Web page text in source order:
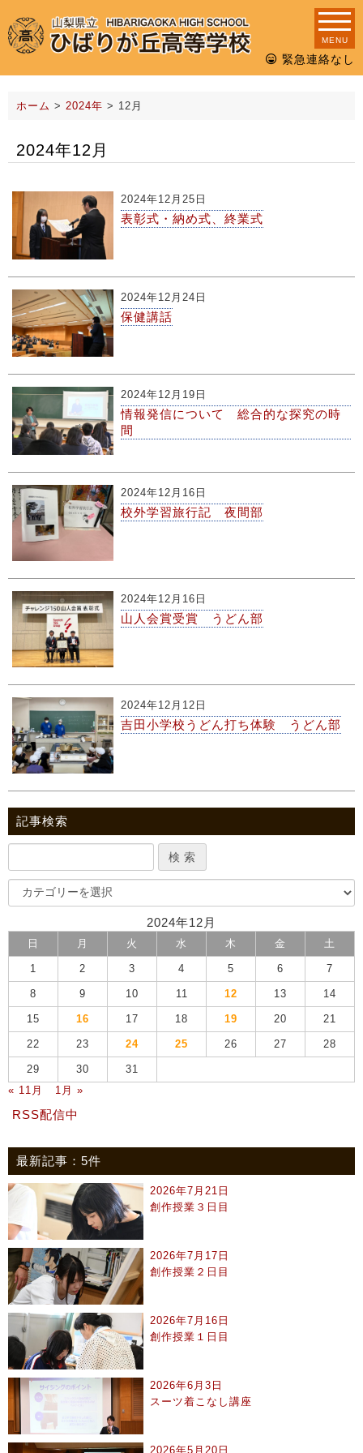
MENU
緊急連絡なし
ホーム > 2024年 > 12月
2024年12月
2024年12月25日
表彰式・納め式、終業式
2024年12月24日
保健講話
2024年12月19日
情報発信について 総合的な探究の時
間
2024年12月16日
校外学習旅行記 夜間部
2024年12月16日
山人会賞受賞 うどん部
2024年12月12日
吉田小学校うどん打ち体験 うどん部
記事検索
2024年12月
日 月 火 水 木 金 土
1 2 3 4 5 6 7
8 9 10 11 12 13 14
15 16 17 18 19 20 21
22 23 24 25 26 27 28
29 30
31
« 11月
1月 »
RSS配信中
最新記事：5件
2026年7月21日
創作授業３日目
2026年7月17日
創作授業２日目
2026年7月16日
創作授業１日目
2026年6月3日
スーツ着こなし講座
2026年5月20日